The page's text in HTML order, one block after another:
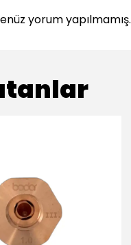
yorum yapılmamış.